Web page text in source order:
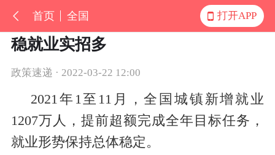
首页 全国 打开APP
稳就业实招多
政策速递 · 2022-03-22 12:00
2021年1至11月，全国城镇新增就业
1207万人，提前超额完成全年目标任务，
就业形势保持总体稳定。